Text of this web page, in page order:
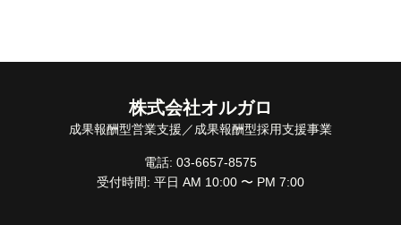
株式会社オルガロ
成果報酬型営業支援／成果報酬型採用支援事業
電話: 03-6657-8575
受付時間: 平日 AM 10:00 〜 PM 7:00